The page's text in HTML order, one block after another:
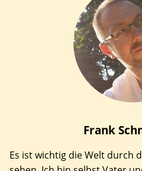
Frank
Es ist wichtig die Welt durch